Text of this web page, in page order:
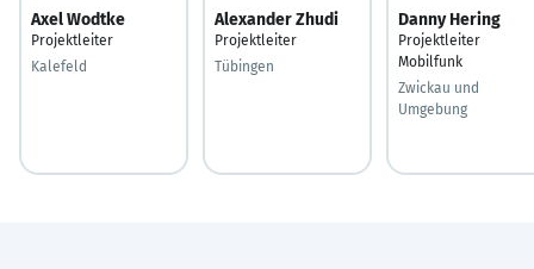
Axel Wodtke
Projektleiter
Kalefeld
Alexander Zhudi
Projektleiter
Tübingen
Danny Hering
Projektleiter
Mobilfunk
Zwickau und
Umgebung